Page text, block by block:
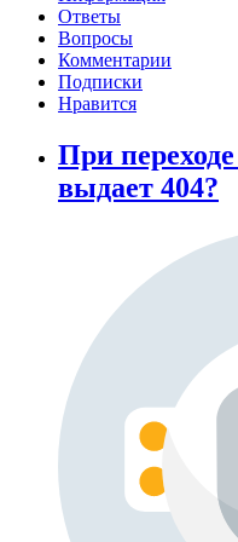
Ответы
Вопросы
Комментарии
Подписки
Нравится
При
выдает 404?